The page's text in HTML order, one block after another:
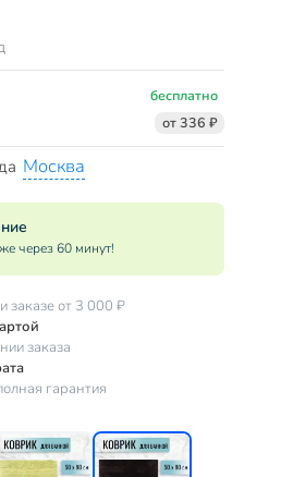
бесплатно
от 336 ₽
Москва
через 60 минут!
заказе от 3 000 ₽
заказа
гарантия